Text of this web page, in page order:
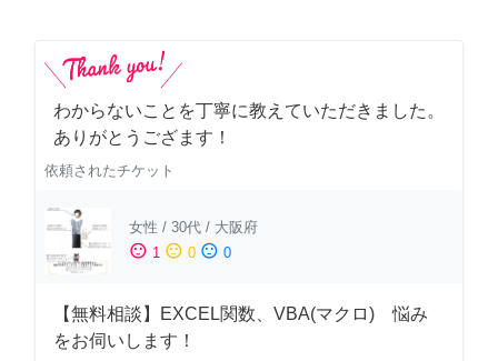
わからないことを丁寧に教えていただきました。
ありがとうござます！
依頼されたチケット
女性 / 30代 / 大阪府
sentiment_satisfied 1 sentiment_neutral 0 sentiment_dissatisfied 0
【無料相談】EXCEL関数、VBA(マクロ) 悩み
をお伺いします！